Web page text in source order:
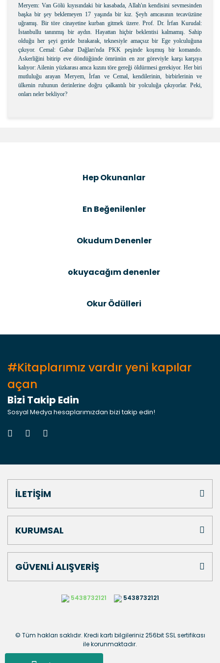
Meryem: Van Gölü kıyısındaki bir kasabada, Allah'ın kendisini sevmesinden
başka bir şey beklemeyen 17 yaşında bir kız. Şeyh amcasının tecavüzüne
uğramış. Bir töre cinayetine kurban gitmek üzere. Prof. Dr. İrfan Kurudal:
İstanbullu tanınmış bir aydın. Hayattan hiçbir beklentisi kalmamış. Sahip
olduğu her şeyi geride bırakarak, teknesiyle amaçsız bir Ege yolculuğuna
çıkıyor. Cemal: Gabar Dağları'nda PKK peşinde koşmuş bir komando.
Askerliğini bitirip eve döndüğünde ömrünün en zor göreviyle karşı karşıya
kalıyor: Ailenin yüzkarası amca kızını töre gereği öldürmesi gerekiyor. Her biri
mutluluğu arayan Meryem, İrfan ve Cemal, kendilerinin, birbirlerinin ve
ülkenin ruhunun derinlerine doğru çalkantılı bir yolculuğa çıkıyorlar. Peki,
onları neler bekliyor?
Ürün açıklamasında eksik bilgiler bulunuyor.
Ürün fiyatı diğer sitelerden daha pahalı.
Hep Okunanlar
En Beğenilenler
Okudum Denenler
okuyacağım denenler
Okur Ödülleri
#Kitaplarımız vardır yeni kapılar
açan
Bizi Takip Edin
Sosyal Medya hesaplarımızdan bizi takip edin!
İLETİŞİM
KURUMSAL
GÜVENLİ ALIŞVERİŞ
5438732121 5438732121
© Tüm hakları saklıdır. Kredi kartı bilgileriniz 256bit SSL sertifikası
ile korunmaktadır.